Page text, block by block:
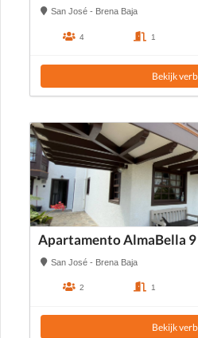
San José - Brena Baja
4 1
Bekijk
Apartamento AlmaBella 9
San José - Brena Baja
2 1
Bekijk